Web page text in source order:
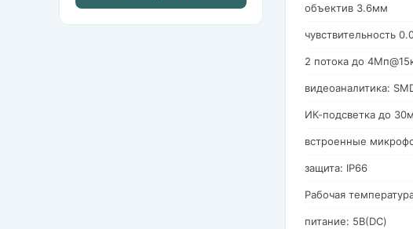
объектив 3.6мм
чувствительность
2 потока до
видеоаналитика:
ИК-подсветка до
встроенные
защита: IP66
Рабочая
питание: 5В(DC)